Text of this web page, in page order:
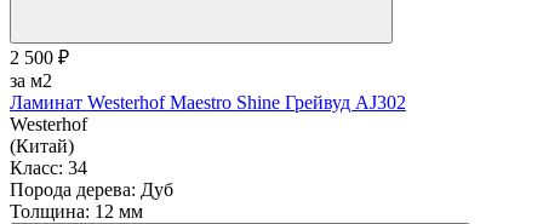
2 500 ₽
за м2
Ламинат Westerhof Maestro Shine Грейвуд AJ302
Westerhof
(Китай)
Класс: 34
Порода дерева: Дуб
Толщина: 12 мм